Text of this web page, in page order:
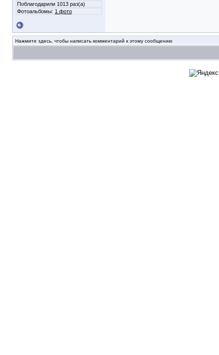
Поблагодарили 1013 раз(а)
Фотоальбомы: 1 фото
Нажмите здесь, чтобы написать комментарий к этому сообщению